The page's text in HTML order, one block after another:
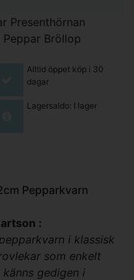
Presenthörnan
Peppar Bröllop
Alltid öppet köp i 30
dagar
Lagersaldo: I lager
Pepparkvarn
:
i klassisk
som enkelt
gedigen i